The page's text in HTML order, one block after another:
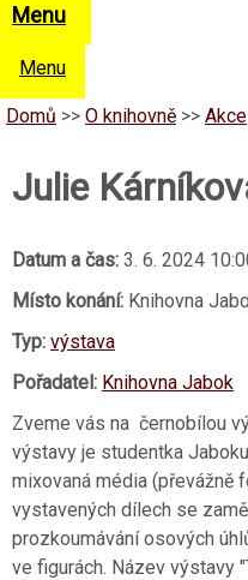
Menu
Menu
Domů >> O knihovně >> Akce
Julie
Datum a čas: 3. 6. 2024
Místo konání: Knihovna
Typ: výstava
Pořadatel: Knihovna Jabok
Zveme vás na černobílou
výstavy je studentka
mixovaná média (převážně
vystavených dílech se
prozkoumávání osových
ve figurách. Název výstavy